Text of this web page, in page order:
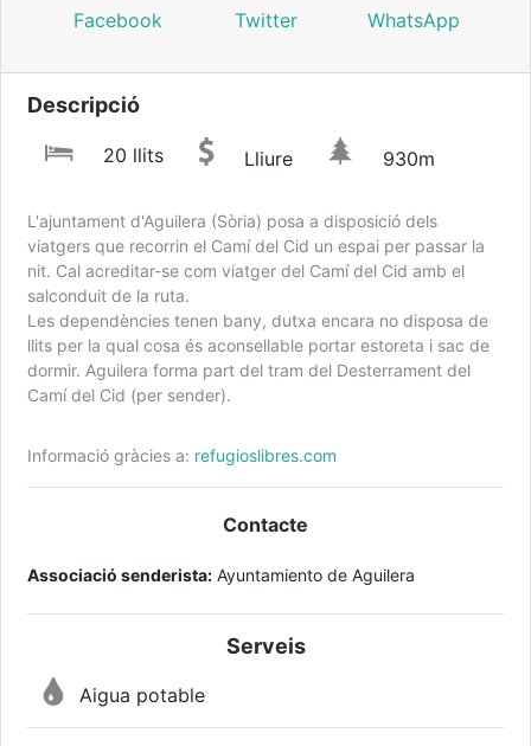
Facebook Twitter WhatsApp
Descripció
20 llits Lliure 930m
L'ajuntament d'Aguilera (Sòria) posa a disposició dels
viatgers que recorrin el Camí del Cid un espai per passar la
nit. Cal acreditar-se com viatger del Camí del Cid amb el
salconduit de la ruta.
Les dependències tenen bany, dutxa encara no disposa de
llits per la qual cosa és aconsellable portar estoreta i sac de
dormir. Aguilera forma part del tram del Desterrament del
Camí del Cid (per sender).
Informació gràcies a: refugioslibres.com
Contacte
Associació senderista: Ayuntamiento de Aguilera
Serveis
Aigua potable